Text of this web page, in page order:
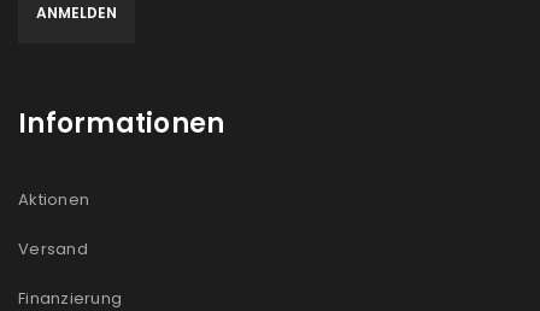
Informationen
Aktionen
Versand
Finanzierung